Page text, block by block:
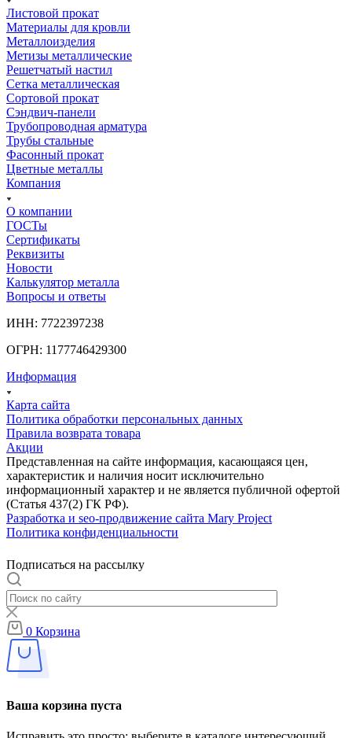
Листовой прокат
Материалы для кровли
Металлоизделия
Метизы металлические
Решетчатый настил
Сетка металлическая
Сортовой прокат
Сэндвич-панели
Трубопроводная арматура
Трубы стальные
Фасонный прокат
Цветные металлы
Компания
О компании
ГОСТы
Сертификаты
Реквизиты
Новости
Калькулятор металла
Вопросы и ответы
ИНН: 7722397238
ОГРН: 1177746429300
Информация
Карта сайта
Политика обработки персональных данных
Правила возврата товара
Акции
Представленная на сайте информация, касающаяся цен,
характеристик и наличия носит исключительно
информационный характер и не является публичной офертой
(Статья 437(2) ГК РФ).
Разработка и seo-продвижение сайта Mary Project
Политика конфиденциальности
Подписаться на рассылку
0 Корзина
Ваша корзина пуста